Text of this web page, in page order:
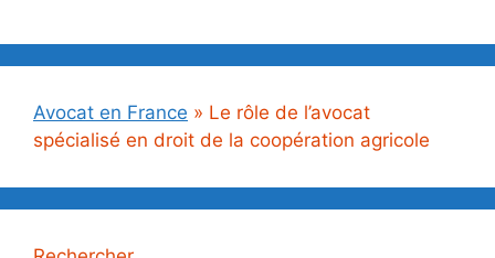
Avocat en France » Le rôle de l’avocat
spécialisé en droit de la coopération agricole